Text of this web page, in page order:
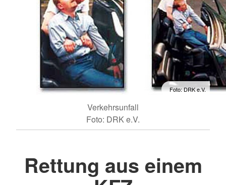
Foto: DRK e.V.
Verkehrsunfall
Foto: DRK e.V.
Rettung aus einem